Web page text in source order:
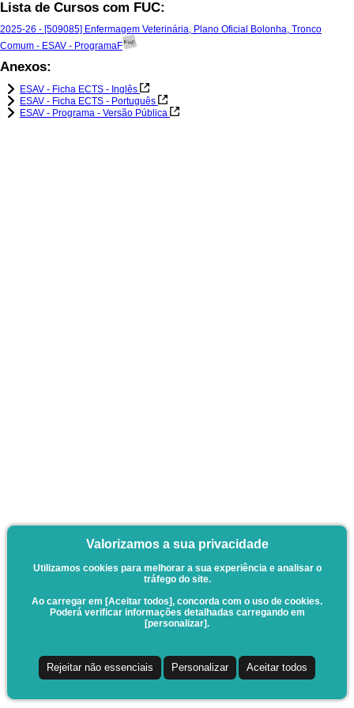
Lista de Cursos com FUC:
2025-26 - [509085] Enfermagem Veterinária, Plano Oficial Bolonha, Tronco
Comum - ESAV - ProgramaF
Anexos:
ESAV - Ficha ECTS - Inglês
ESAV - Ficha ECTS - Português
ESAV - Programa - Versão Pública
Valorizamos a sua privacidade
Utilizamos cookies para melhorar a sua experiência e analisar o
tráfego do site.
Ao carregar em [Aceitar todos], concorda com o uso de cookies.
Poderá verificar informações detalhadas carregando em
[personalizar].
Rejeitar não essenciais Personalizar Aceitar todos